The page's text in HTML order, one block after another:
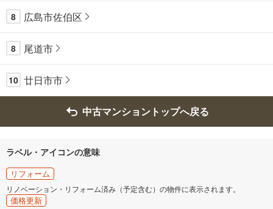
8 広島市佐伯区
8 尾道市
10 廿日市市
中古マンショントップへ戻る
ラベル・アイコンの意味
リフォーム
リノベーション・リフォーム済み（予定含む）の物件に表示されます。
価格更新